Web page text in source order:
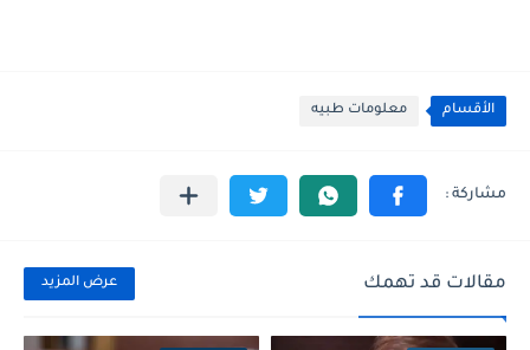
الأقسام معلومات طبيه
مقالات قد تهمك عرض المزيد